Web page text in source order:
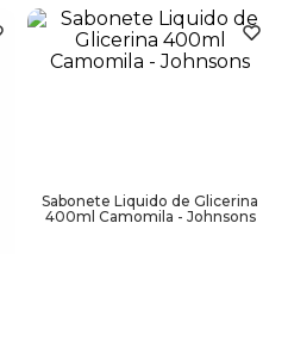
Sabonete Liquido de Glicerina
400ml Camomila - Johnsons